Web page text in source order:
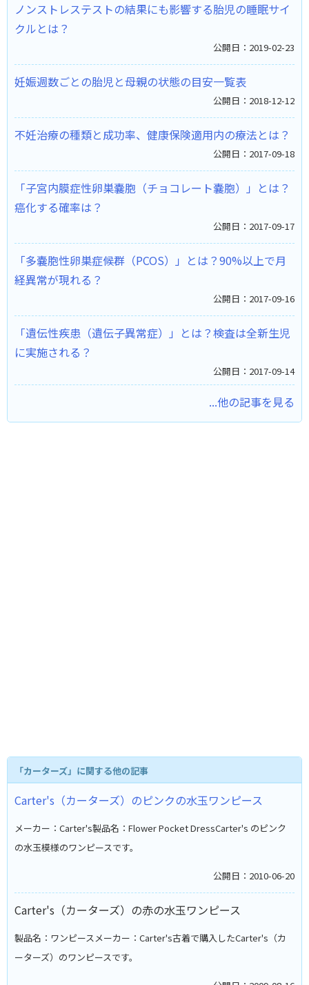
ノンストレステストの結果にも影響する胎児の睡眠サイ
クルとは？ ​
公開日：2019-02-23
妊娠週数ごとの胎児と母親の状態の目安一覧表
公開日：2018-12-12
不妊治療の種類と成功率、健康保険適用内の療法とは？
公開日：2017-09-18
「子宮内膜症性卵巣嚢胞（チョコレート嚢胞）」とは？
癌化する確率は？
公開日：2017-09-17
「多嚢胞性卵巣症候群（PCOS）」とは？90%以上で月
経異常が現れる？
公開日：2017-09-16
「遺伝性疾患（遺伝子異常症）」とは？検査は全新生児
に実施される？
公開日：2017-09-14
...他の記事を見る
「カーターズ」に関する他の記事
Carter's（カーターズ）のピンクの水玉ワンピース
メーカー：Carter's製品名：Flower Pocket DressCarter's のピンク
の水玉模様のワンピースです。
公開日：2010-06-20
Carter's（カーターズ）の赤の水玉ワンピース
製品名：ワンピースメーカー：Carter's古着で購入したCarter's（カ
ーターズ）のワンピースです。